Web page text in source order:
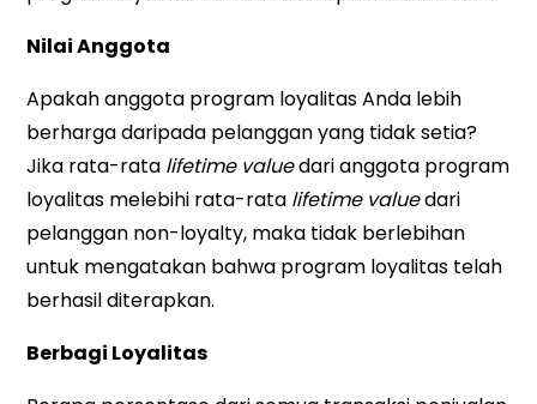
Nilai Anggota
Apakah anggota program loyalitas Anda lebih
berharga daripada pelanggan yang tidak setia?
Jika rata-rata lifetime valuedari anggota program
loyalitas melebihi rata-rata lifetime valuedari
pelanggan non-loyalty, maka tidak berlebihan
untuk mengatakan bahwa program loyalitas telah
berhasil diterapkan.
Berbagi Loyalitas